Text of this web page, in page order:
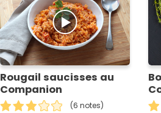
Rougail saucisses au
Companion
(6 notes)